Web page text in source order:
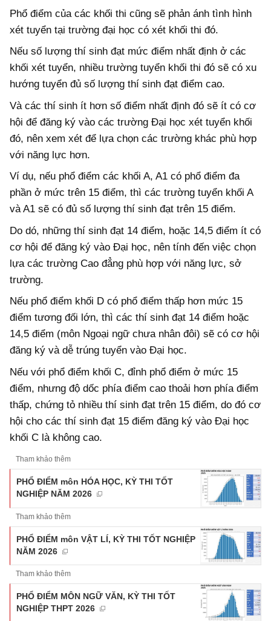
Phổ điểm của các khối thi cũng sẽ phản ánh tình hình
xét tuyển tại trường đại học có xét khối thi đó.
Nếu số lượng thí sinh đạt mức điểm nhất định ở các
khối xét tuyển, nhiều trường tuyển khối thi đó sẽ có xu
hướng tuyển đủ số lượng thí sinh đạt điểm cao.
Và các thí sinh ít hơn số điểm nhất định đó sẽ ít có cơ
hội để đăng ký vào các trường Đại học xét tuyển khối
đó, nên xem xét để lựa chọn các trường khác phù hợp
với năng lực hơn.
Ví dụ, nếu phổ điểm các khối A, A1 có phổ điểm đa
phần ở mức trên 15 điểm, thì các trường tuyển khối A
và A1 sẽ có đủ số lượng thí sinh đạt trên 15 điểm.
Do dó, những thí sinh đạt 14 điểm, hoặc 14,5 điểm ít có
cơ hội để đăng ký vào Đại học, nên tính đến việc chọn
lựa các trường Cao đẳng phù hợp với năng lực, sở
trường.
Nếu phổ điểm khối D có phổ điểm thấp hơn mức 15
điểm tương đối lớn, thì các thí sinh đạt 14 điểm hoặc
14,5 điểm (môn Ngoại ngữ chưa nhân đôi) sẽ có cơ hội
đăng ký và dễ trúng tuyển vào Đại học.
Nếu với phổ điểm khối C, đỉnh phổ điểm ở mức 15
điểm, nhưng độ dốc phía điểm cao thoải hơn phía điểm
thấp, chứng tỏ nhiều thí sinh đạt trên 15 điểm, do đó cơ
hội cho các thí sinh đạt 15 điểm đăng ký vào Đại học
khối C là không cao.
Tham khảo thêm
PHỔ ĐIỂM môn HÓA HỌC, KỲ THI TỐT
NGHIỆP NĂM 2026
Tham khảo thêm
PHỔ ĐIỂM môn VẬT LÍ, KỲ THI TỐT NGHIỆP
NĂM 2026
Tham khảo thêm
PHỔ ĐIỂM MÔN NGỮ VĂN, KỲ THI TỐT
NGHIỆP THPT 2026